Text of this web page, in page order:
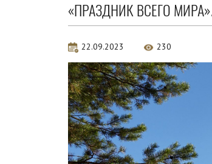
«ПРАЗДНИК ВСЕГО
22.09.2023 230